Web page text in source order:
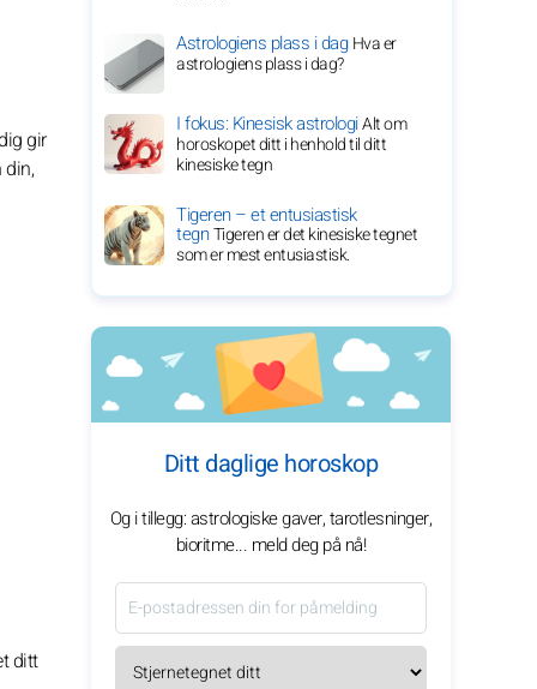
gir
din,
ditt
Astrologiens plass i dagHva er
astrologiens plass i dag?
I fokus: Kinesisk astrologiAlt om
horoskopet ditt i henhold til ditt
kinesiske tegn
Tigeren – et entusiastisk
tegnTigeren er det kinesiske tegnet
som er mest entusiastisk.
Ditt daglige horoskop
Og i tillegg: astrologiske gaver, tarotlesninger,
bioritme... meld deg på nå!